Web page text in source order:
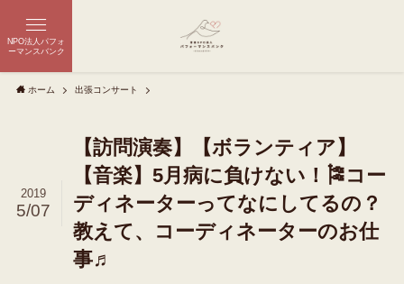
NPO法人パフォ
ーマンスバンク
ホーム 出張コンサート
【訪問演奏】【ボランティア】
【音楽】5月病に負けない！🎏コー
ディネーターってなにしてるの？
教えて、コーディネーターのお仕
事♬
2019
5/07